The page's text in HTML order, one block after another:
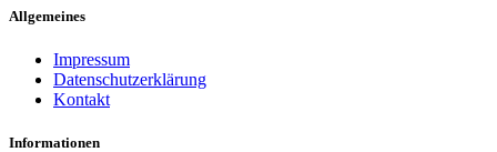
Allgemeines
Impressum
Datenschutzerklärung
Kontakt
Informationen